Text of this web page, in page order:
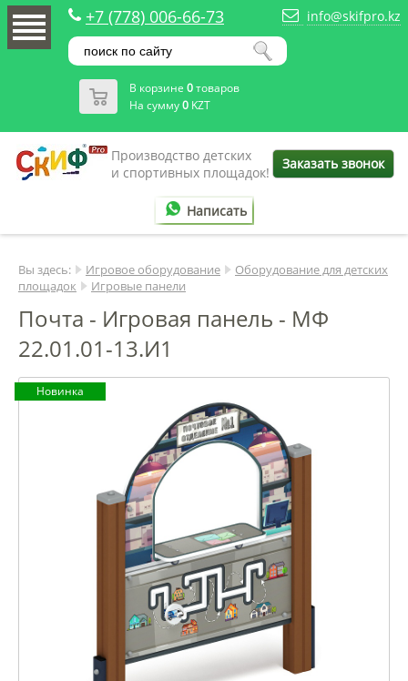
+7 (778) 006-66-73 info@skifpro.kz
В корзине 0товаров
На сумму0 KZT
Производство детских
и спортивных площадок!
Заказать звонок
Написать
Вы здесь: Игровое оборудование
Оборудование для детских
площадок
Игровые панели
Почта - Игровая панель - МФ
22.01.01-13.И1
Новинка